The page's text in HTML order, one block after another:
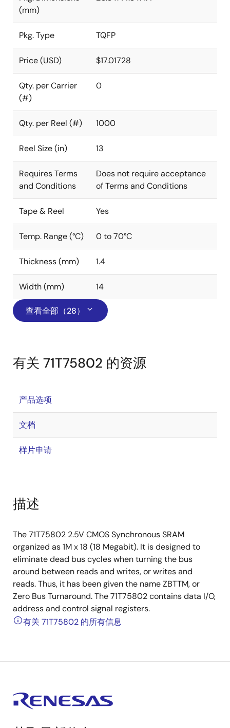
(mm)
Pkg. Type TQFP
Price (USD) $17.01728
Qty. per Carrier
(#)
0
Qty. per Reel (#) 1000
Reel Size (in) 13
Requires Terms
and Conditions
Does not require acceptance
of Terms and Conditions
Tape & Reel Yes
Temp. Range (°C) 0 to 70°C
Thickness (mm) 1.4
Width (mm) 14
查看全部（28）
有关 71T75802 的资源
产品选项
文档
样片申请
描述
The 71T75802 2.5V CMOS Synchronous SRAM
organized as 1M x 18 (18 Megabit). It is designed to
eliminate dead bus cycles when turning the bus
around between reads and writes, or writes and
reads. Thus, it has been given the name ZBTTM, or
Zero Bus Turnaround. The 71T75802 contains data I/O,
address and control signal registers.
有关 71T75802 的所有信息